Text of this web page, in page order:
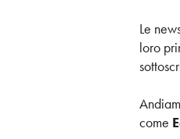
Le
loro
come